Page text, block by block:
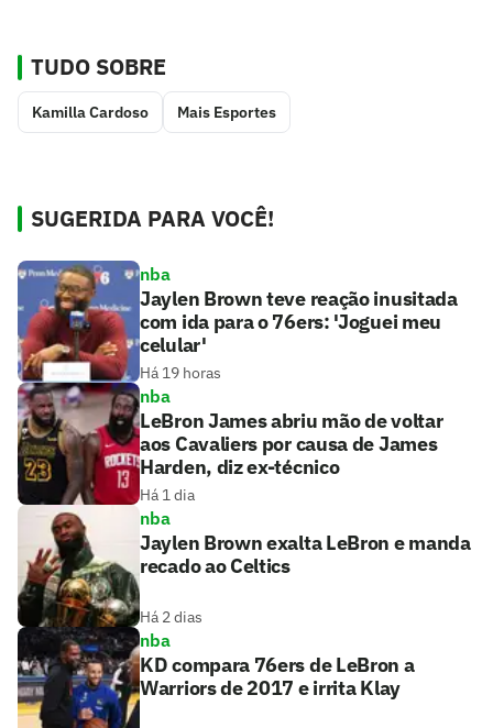
TUDO SOBRE
Kamilla Cardoso Mais Esportes
SUGERIDA PARA VOCÊ!
nba
Jaylen Brown teve reação inusitada
com ida para o 76ers: 'Joguei meu
celular'
Há 19 horas
nba
LeBron James abriu mão de voltar
aos Cavaliers por causa de James
Harden, diz ex-técnico
Há 1 dia
nba
Jaylen Brown exalta LeBron e manda
recado ao Celtics
Há 2 dias
nba
KD compara 76ers de LeBron a
Warriors de 2017 e irrita Klay